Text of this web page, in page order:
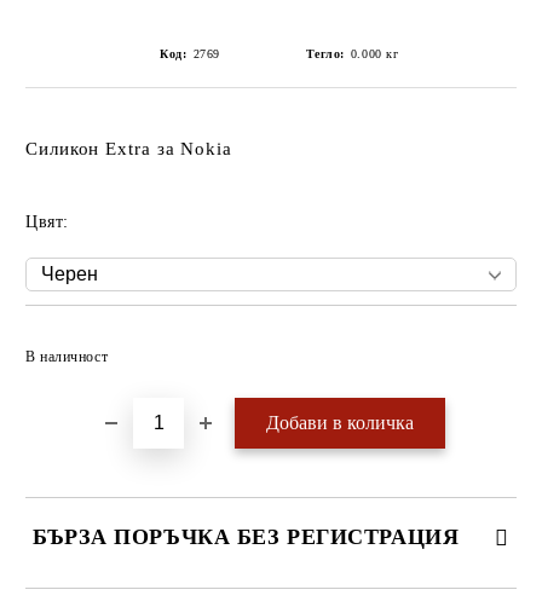
Код: 2769 Тегло: 0.000 кг
Силикон Extra за Nokia
Цвят:
В наличност
БЪРЗА ПОРЪЧКА БЕЗ РЕГИСТРАЦИЯ